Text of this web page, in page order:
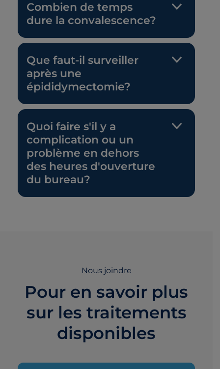
Combien de temps
dure la convalescence?
Que faut-il surveiller
après une
épididymectomie?
Quoi faire s'il y a
complication ou un
problème en dehors
des heures d'ouverture
du bureau?
Nous joindre
Pour en savoir plus
sur les traitements
disponibles